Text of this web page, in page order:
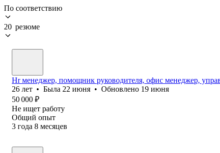
По соответствию
20 резюме
Hr менеджер, помощник руководителя, офис менеджер,
26 лет • Была 22 июня • Обновлено 19 июня
50 000 ₽
Не ищет работу
Общий опыт
3 года 8 месяцев